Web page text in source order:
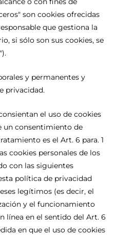
o con fines de
son cookies ofrecidas
que gestiona la
si sólo son sus cookies, se
y permanentes y
privacidad.
el uso de cookies
un consentimiento de
es el Art. 6 para. 1
cookies personales de los
con las siguientes
política de privacidad
legítimos (es decir, el
y el funcionamiento
línea en el sentido del Art. 6
en que el uso de cookies